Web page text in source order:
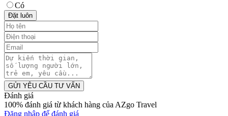
Có
Đặt luôn
GỬI YÊU CẦU TƯ VẤN
Đánh giá
100% đánh giá từ khách hàng của AZgo Travel
Đăng nhập để đánh giá